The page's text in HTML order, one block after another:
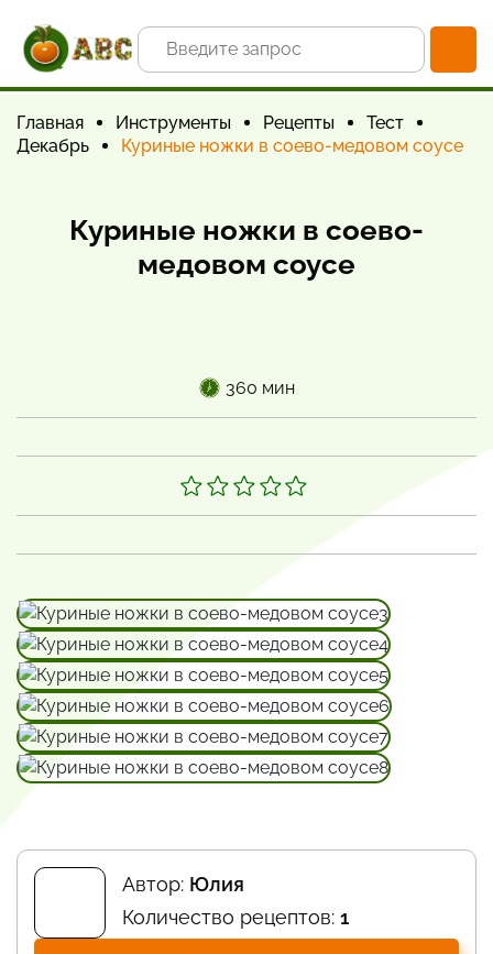
Главная Инструменты Рецепты
Тест
Декабрь
Куриные ножки в соево-медовом соусе
Куриные ножки в соево-
медовом соусе
360 мин
Автор: Юлия
Количество рецептов: 1